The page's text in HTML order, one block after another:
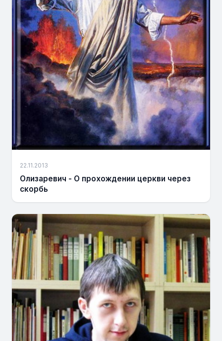
22.11.2013
Олизаревич - О прохождении церкви через
скорбь